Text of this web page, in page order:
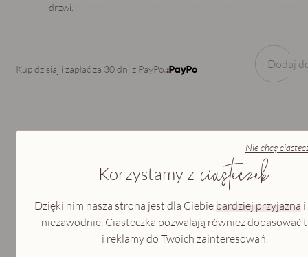
drzwi.
Kup dzisiaj i zapłać za 30 dni z PayPo Dodaj
Opis
Jak podarowaćvoucher upominkowy
Nie chcę
Korzystamy z ciasteczek
Dzięki nim nasza strona jest dla Ciebie bardziej przyjazna i
niezawodnie. Ciasteczka pozwalają również dopasować
i reklamy do Twoich zainteresowań.